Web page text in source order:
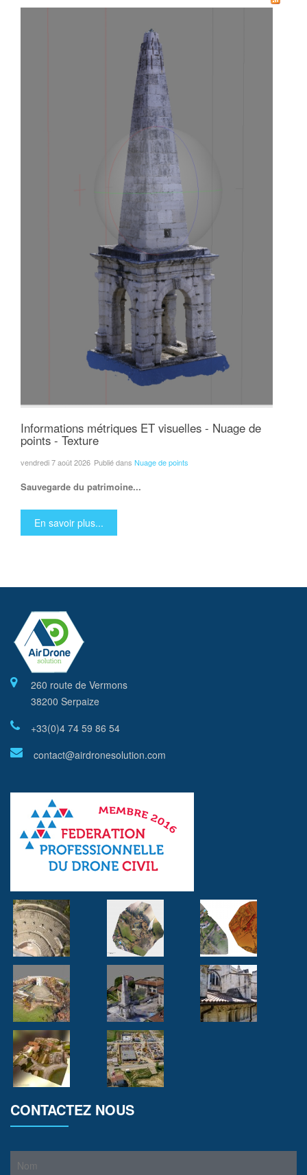
Informations métriques ET visuelles - Nuage de
points - Texture
vendredi 7 août 2026 Publié dans Nuage de points
Sauvegarde du patrimoine...
En savoir plus...
260 route de Vermons
38200 Serpaize
+33(0)4 74 59 86 54
contact@airdronesolution.com
CONTACTEZ NOUS